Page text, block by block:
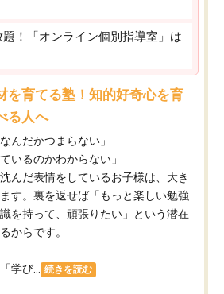
！「オンライン個別指導室」は
を育てる塾！知的好奇心を育
る人へ
んだかつまらない」
いるのかわからない」
んだ表情をしているお子様は、大き
す。裏を返せば「もっと楽しい勉強
を持って、頑張りたい」という潜在
からです。
学び... 続きを読む